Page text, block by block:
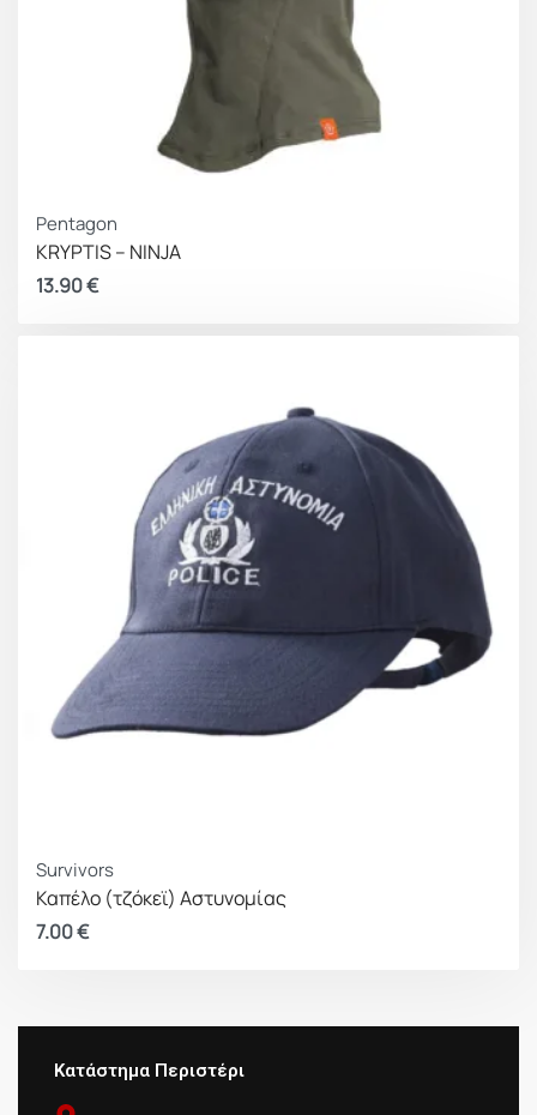
Pentagon
KRYPTIS – NINJA
13.90€
Survivors
Καπέλο (τζόκεϊ) Αστυνομίας
7.00€
Κατάστημα Περιστέρι